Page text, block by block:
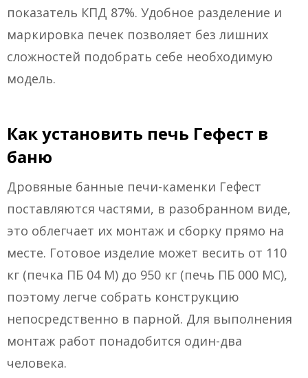
показатель КПД 87%. Удобное разделение и
маркировка печек позволяет без лишних
сложностей подобрать себе необходимую
модель.
Как установить печь Гефест в
баню
Дровяные банные печи-каменки Гефест
поставляются частями, в разобранном виде,
это облегчает их монтаж и сборку прямо на
месте. Готовое изделие может весить от 110
кг (печка ПБ 04 М) до 950 кг (печь ПБ 000 МС),
поэтому легче собрать конструкцию
непосредственно в парной. Для выполнения
монтаж работ понадобится один-два
человека.